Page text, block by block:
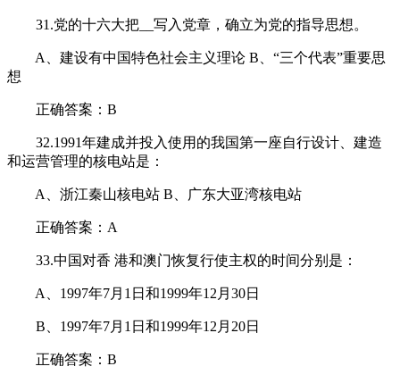
31.党的十六大把__写入党章，确立为党的指导思想。
A、建设有中国特色社会主义理论 B、“三个代表”重要思
想
正确答案：B
32.1991年建成并投入使用的我国第一座自行设计、建造
和运营管理的核电站是：
A、浙江秦山核电站 B、广东大亚湾核电站
正确答案：A
33.中国对香 港和澳门恢复行使主权的时间分别是：
A、1997年7月1日和1999年12月30日
B、1997年7月1日和1999年12月20日
正确答案：B